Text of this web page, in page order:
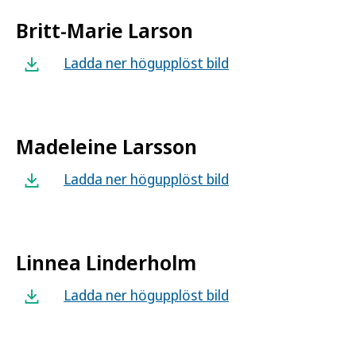
Britt-Marie Larson
Ladda ner högupplöst bild
Madeleine Larsson
Ladda ner högupplöst bild
Linnea Linderholm
Ladda ner högupplöst bild